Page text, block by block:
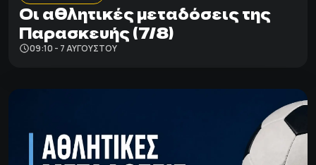
Οι αθλητικές μεταδόσεις της
Παρασκευής (7/8)
09:10 - 7 ΑΥΓΟΎΣΤΟΥ